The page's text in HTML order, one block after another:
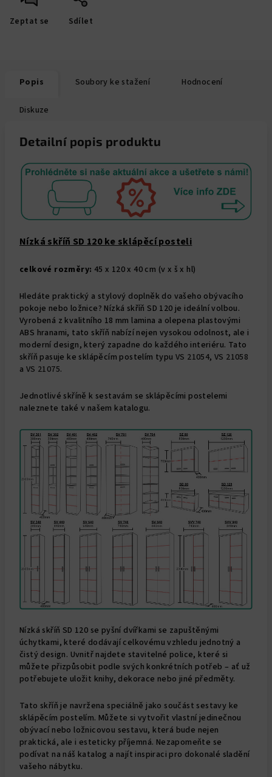
Zeptat se Sdílet
Popis Soubory ke stažení Hodnocení
Diskuze
Detailní popis produktu
Nízká skříň SD 120 ke sklápěcí posteli
celkové rozměry: 45 x 120 x 40 cm (v x š x hl)
Hledáte praktický a stylový doplněk do vašeho obývacího
pokoje nebo ložnice? Nízká skříň SD 120 je ideální volbou.
Vyrobená z kvalitního 18 mm lamina a olepena plastovými
ABS hranami, tato skříň nabízí nejen vysokou odolnost, ale i
moderní design, který zapadne do každého interiéru. Tato
skříň pasuje ke sklápěcím postelím typu VS 21054, VS 21058
a VS 21075.
Jednotlivé skříně k sestavám se sklápěcími postelemi
naleznete také v našem katalogu.
Nízká skříň SD 120 se pyšní dvířkami se zapuštěnými
úchytkami, které dodávají celkovému vzhledu jednotný a
čistý design. Uvnitř najdete stavitelné police, které si
můžete přizpůsobit podle svých konkrétních potřeb – ať už
potřebujete uložit knihy, dekorace nebo jiné předměty.
Tato skříň je navržena speciálně jako součást sestavy ke
sklápěcím postelím. Můžete si vytvořit vlastní jedinečnou
obývací nebo ložnicovou sestavu, která bude nejen
praktická, ale i esteticky příjemná. Nezapomeňte se
podívat na náš katalog a najít inspiraci pro dokonalé sladění
vašeho nábytku.